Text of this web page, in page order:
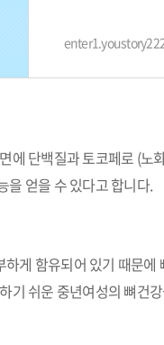
에 단백질과 토코페로 (노
을 얻을 수 있다고 합니다.
하게 함유되어 있기 때문
기 쉬운 중년여성의 뼈건